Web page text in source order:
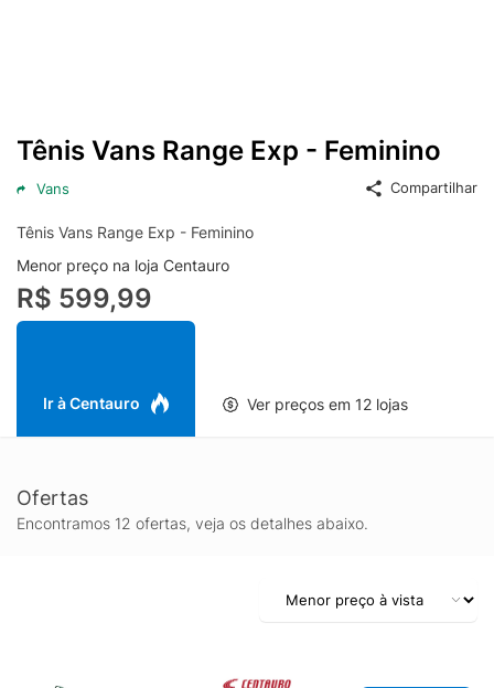
Tênis Vans Range Exp - Feminino
Vans Compartilhar
Tênis Vans Range Exp - Feminino
Menor preço na loja Centauro
R$ 599,99
Ir à Centauro Ver preços em 12 lojas
Ofertas
Encontramos 12 ofertas, veja os detalhes abaixo.